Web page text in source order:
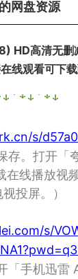
网盘资源
HD高清无删
线观看可下载
s/
存。打开「
在线播放视
投屏。）
s/
「手机迅雷